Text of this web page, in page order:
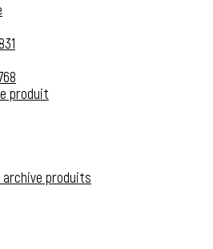
produit
archive produits